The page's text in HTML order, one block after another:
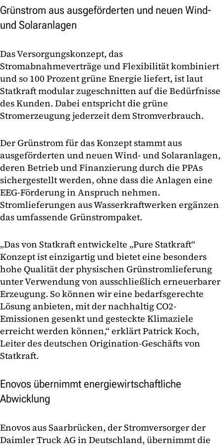
Grünstrom aus ausgeförderten und neuen Wind-
und Solaranlagen
Das Versorgungskonzept, das
Stromabnahmeverträge und Flexibilität kombiniert
und so 100 Prozent grüne Energie liefert, ist laut
Statkraft modular zugeschnitten auf die Bedürfnisse
des Kunden. Dabei entspricht die grüne
Stromerzeugung jederzeit dem Stromverbrauch.
Der Grünstrom für das Konzept stammt aus
ausgeförderten und neuen Wind- und Solaranlagen,
deren Betrieb und Finanzierung durch die PPAs
sichergestellt werden, ohne dass die Anlagen eine
EEG-Förderung in Anspruch nehmen.
Stromlieferungen aus Wasserkraftwerken ergänzen
das umfassende Grünstrompaket.
„Das von Statkraft entwickelte „Pure Statkraft“
Konzept ist einzigartig und bietet eine besonders
hohe Qualität der physischen Grünstromlieferung
unter Verwendung von ausschließlich erneuerbarer
Erzeugung. So können wir eine bedarfsgerechte
Lösung anbieten, mit der nachhaltig CO2-
Emissionen gesenkt und gesteckte Klimaziele
erreicht werden können,“ erklärt Patrick Koch,
Leiter des deutschen Origination-Geschäfts von
Statkraft.
Enovos übernimmt energiewirtschaftliche
Abwicklung
Enovos aus Saarbrücken, der Stromversorger der
Daimler Truck AG in Deutschland, übernimmt die